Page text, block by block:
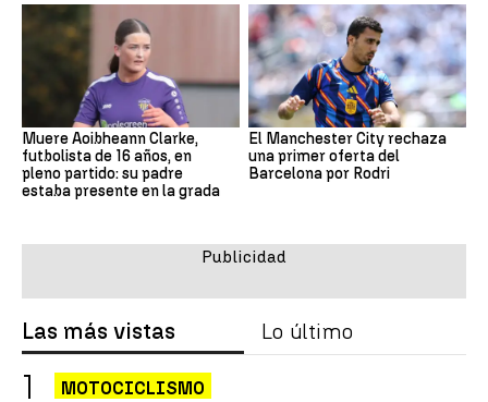
Muere Aoibheann Clarke,
futbolista de 16 años, en
pleno partido: su padre
estaba presente en la grada
El Manchester City rechaza
una primer oferta del
Barcelona por Rodri
Las más vistas Lo último
MOTOCICLISMO